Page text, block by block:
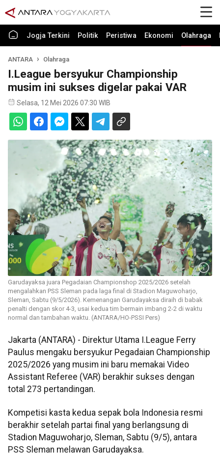
Jogja Terkini Politik Peristiwa Ekonomi Olahraga
ANTARA Olahraga
I.League bersyukur Championship
musim ini sukses digelar pakai VAR
Selasa, 12 Mei 2026 07:30 WIB
Garudayaksa juara Pegadaian Championshop 2025/2026 setelah
mengalahkan PSS Sleman pada laga final di Stadion Maguwoharjo,
Sleman, Sabtu (9/5/2026). Kemenangan Garudayaksa diraih di babak
penalti dengan skor 4-3, usai kedua tim bermain imbang 2-2 di waktu
normal dan tambahan waktu. (ANTARA/HO-PSSI Pers)
Jakarta (ANTARA) - Direktur Utama I.League Ferry
Paulus mengaku bersyukur Pegadaian Championship
2025/2026 yang musim ini baru memakai Video
Assistant Referee (VAR) berakhir sukses dengan
total 273 pertandingan.
Kompetisi kasta kedua sepak bola Indonesia resmi
berakhir setelah partai final yang berlangsung di
Stadion Maguwoharjo, Sleman, Sabtu (9/5), antara
PSS Sleman melawan Garudayaksa.